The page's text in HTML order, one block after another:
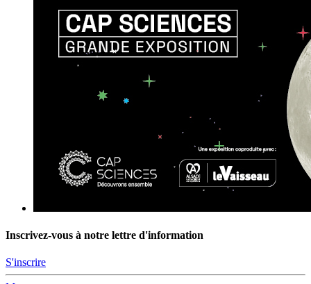
Inscrivez-vous à notre lettre d'information
S'inscrire